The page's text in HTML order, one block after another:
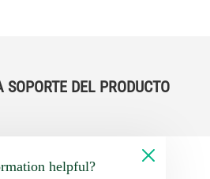
SOPORTE DEL PRODUCTO
helpful?